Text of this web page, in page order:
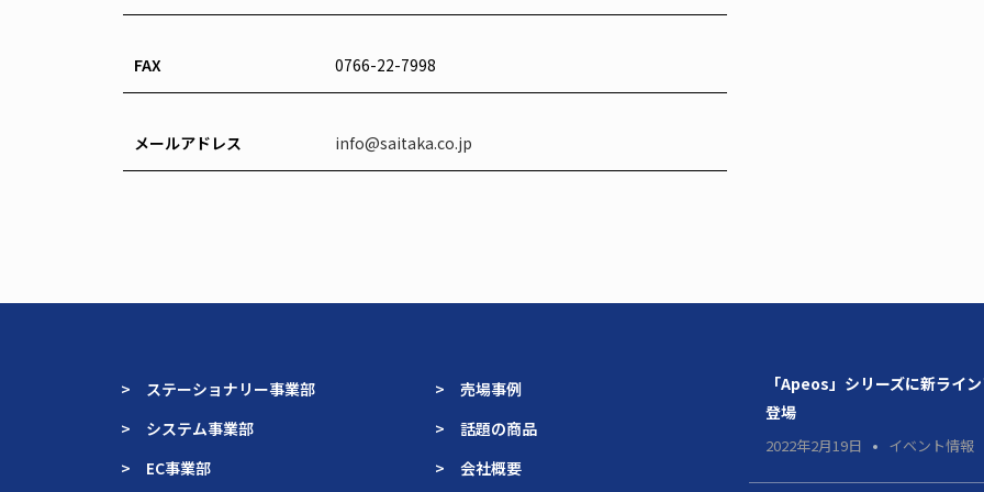
FAX 0766-22-7998
メールアドレス info@saitaka.co.jp
> ステーショナリー事業部
> システム事業部
> EC事業部
> 売場事例
> 話題の商品
> 会社概要
「Apeos」シリーズに新ライ
登場
2022年2月19日 イベント情報